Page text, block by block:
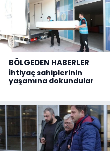
BÖLGEDEN HABERLER
İhtiyaç sahiplerinin
yaşamına dokundular